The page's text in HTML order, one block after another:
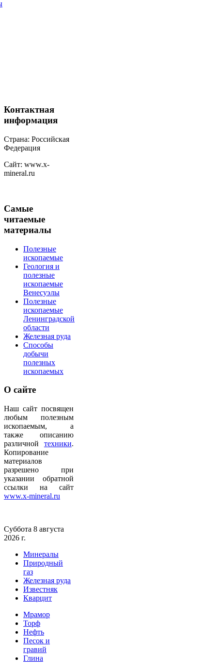
Контактная
информация
Страна: Российская
Федерация
Сайт: www.x-
mineral.ru
Самые
читаемые
материалы
Полезные
ископаемые
Геология и
полезные
ископаемые
Венесуэлы
Полезные
ископаемые
Ленинградской
области
Железная руда
Способы
добычи
полезных
ископаемых
О сайте
Наш сайт посвящен
любым полезным
ископаемым, а
также описанию
различной техники.
Копирование
материалов
разрешено при
указании обратной
ссылки на сайт
www.x-mineral.ru
Суббота 8 августа
2026 г.
Минералы
Природный
газ
Железная руда
Известняк
Кварцит
Мрамор
Торф
Нефть
Песок и
гравий
Глина